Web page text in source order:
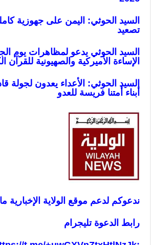
السيد الحوثي: اليمن على جهوزية
تصعيد
السيد الحوثي يدعو لمظاهرات يوم
الإساءة الأميركية والصهيونية للقرآن
السيد الحوثي: الأعداء يعدون لجولة
أبناء أمتنا فريسة للعدو
ندعوكم لدعم موقع الولاية الإخبارية
رابط الدعوة تليجرام